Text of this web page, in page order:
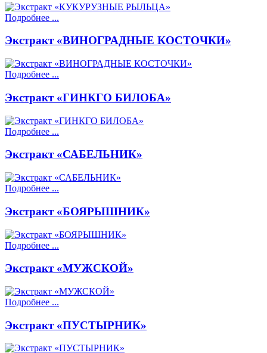
Подробнее ...
Экстракт «ВИНОГРАДНЫЕ КОСТОЧКИ»
Подробнее ...
Экстракт «ГИНКГО БИЛОБА»
Подробнее ...
Экстракт «САБЕЛЬНИК»
Подробнее ...
Экстракт «БОЯРЫШНИК»
Подробнее ...
Экстракт «МУЖСКОЙ»
Подробнее ...
Экстракт «ПУСТЫРНИК»